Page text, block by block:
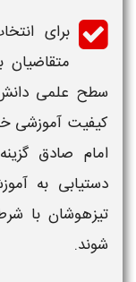
برای
سطح علمی دانش‌
کیفیت آموزشی
امام صادق
دستیابی به
تیزهوشانبا
شوند.